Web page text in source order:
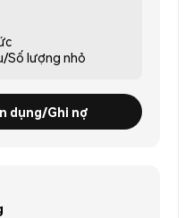
Số lượng nhỏ
dụng/Ghi nợ